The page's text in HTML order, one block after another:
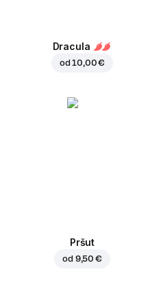
Dracula
od10,00 €
Pršut
od 9,50 €